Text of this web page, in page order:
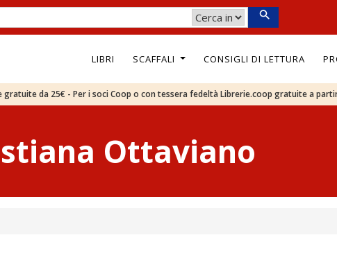
LIBRI SCAFFALI CONSIGLI DI LETTURA
gratuite da 25€ - Per i soci Coop o con tessera fedeltà Librerie.coop gratuite a
Ottaviano